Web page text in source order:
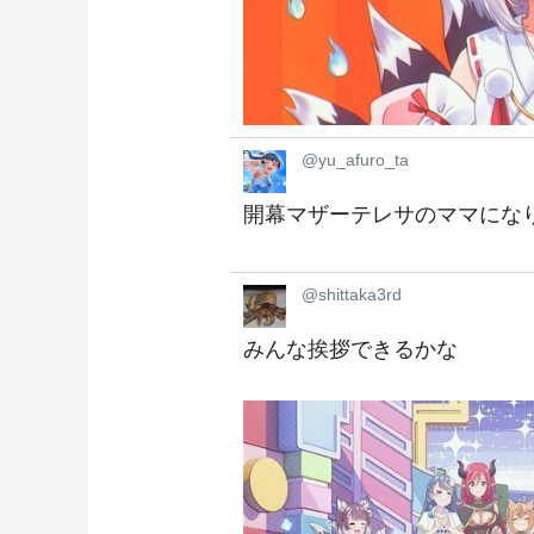
@yu_afuro_ta
開幕マザーテレサのママにな
@shittaka3rd
みんな挨拶できるかな